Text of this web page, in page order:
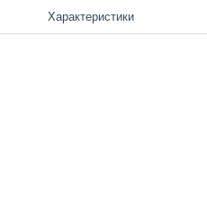
Характеристики